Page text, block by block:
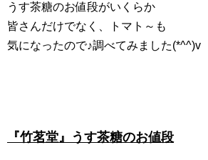
うす茶糖のお値段がいくらか
皆さんだけでなく、トマト～も
気になったので♪調べてみました(*^^)v
『竹茗堂』うす茶糖のお値段